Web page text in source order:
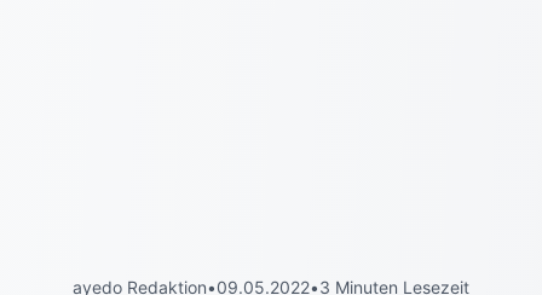
ayedo Redaktion•09.05.2022•3 Minuten Lesezeit